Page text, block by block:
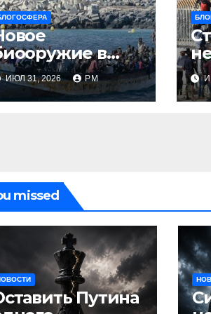
в
ИЮЛ 31, 2026 РМ
missed
Путина